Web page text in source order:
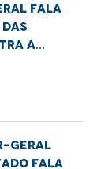
fala
a
não
geral
fala